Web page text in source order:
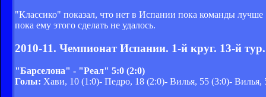
"Классико" показал, что нет в Испании пока команды
пока ему этого сделать не удалось.
2010-11. Чемпионат Испании. 1-й круг. 13-й тур.
"Барселона" - "Реал" 5:0 (2:0)
Голы: Хави, 10 (1:0)- Педро, 18 (2:0)- Вилья, 55 (3:0)-